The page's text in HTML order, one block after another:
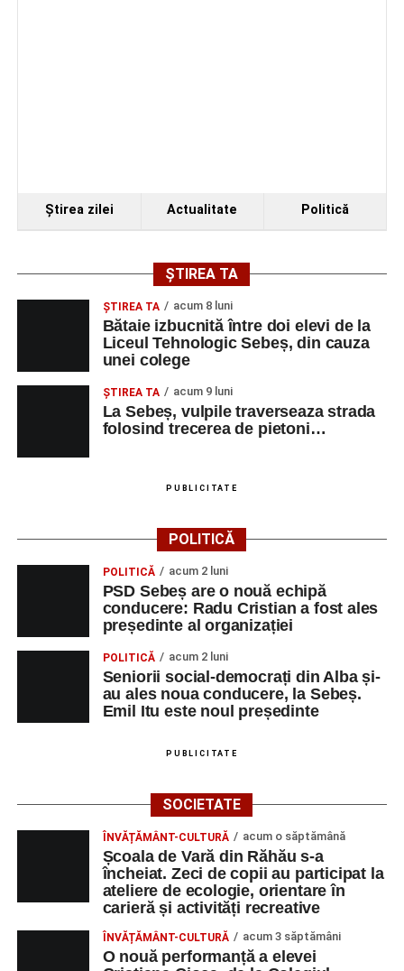
2026 a adus emoție și aplauze la Sebeș
Ştirea zilei Actualitate Politică
ȘTIREA TA
ŞTIREA TA acum 8 luni
Bătaie izbucnită între doi elevi de la
Liceul Tehnologic Sebeș, din cauza
unei colege
ŞTIREA TA acum 9 luni
La Sebeș, vulpile traverseaza strada
folosind trecerea de pietoni…
PUBLICITATE
POLITICĂ
POLITICĂ acum 2 luni
PSD Sebeș are o nouă echipă
conducere: Radu Cristian a fost ales
președinte al organizației
POLITICĂ acum 2 luni
Seniorii social-democrați din Alba și-
au ales noua conducere, la Sebeș.
Emil Itu este noul președinte
PUBLICITATE
SOCIETATE
ÎNVĂȚĂMÂNT-CULTURĂ acum o săptămână
Școala de Vară din Răhău s-a
încheiat. Zeci de copii au participat la
ateliere de ecologie, orientare în
carieră și activități recreative
ÎNVĂȚĂMÂNT-CULTURĂ acum 3 săptămâni
O nouă performanță a elevei